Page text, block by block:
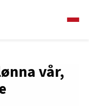
vår,